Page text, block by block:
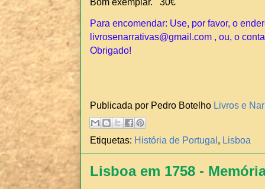
Para encomendar: Use, por favor, o
livrosenarrativas@gmail.com , ou, o
Obrigado!
Publicada por Pedro Botelho Livros e
Etiquetas: História de Portugal Lisboa
Lisboa em 1758 -